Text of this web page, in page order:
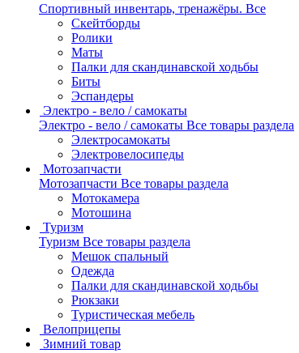
Спортивный инвентарь, тренажёры. Все
Скейтборды
Ролики
Маты
Палки для скандинавской ходьбы
Биты
Эспандеры
Электро - вело / самокаты
Электро - вело / самокаты Все товары раздела
Электросамокаты
Электровелосипеды
Мотозапчасти
Мотозапчасти Все товары раздела
Мотокамера
Мотошина
Туризм
Туризм Все товары раздела
Мешок спальный
Одежда
Палки для скандинавской ходьбы
Рюкзаки
Туристическая мебель
Велоприцепы
Зимний товар